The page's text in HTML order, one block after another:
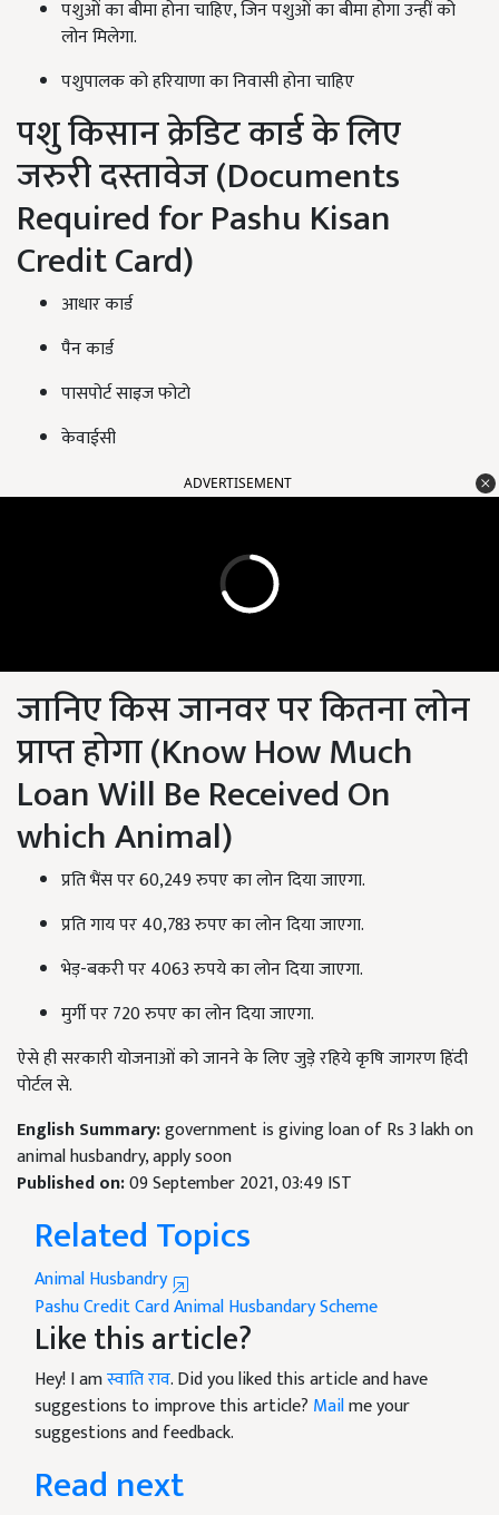
पशुओं का बीमा होना चाहिए, जिन पशुओं का बीमा होगा उन्हीं को
लोन मिलेगा.
पशुपालक को हरियाणा का निवासी होना चाहिए
पशु किसान क्रेडिट कार्ड के लिए
जरुरी दस्तावेज (Documents
Required for Pashu Kisan
Credit Card)
आधार कार्ड
पैन कार्ड
पासपोर्ट साइज फोटो
केवाईसी
ADVERTISEMENT
जानिए किस जानवर पर कितना लोन
प्राप्त होगा (Know How Much
Loan Will Be Received On
which Animal)
प्रति भैंस पर 60,249 रुपए का लोन दिया जाएगा.
प्रति गाय पर 40,783 रुपए का लोन दिया जाएगा.
भेड़-बकरी पर 4063 रुपये का लोन दिया जाएगा.
मुर्गी पर 720 रुपए का लोन दिया जाएगा.
ऐसे ही सरकारी योजनाओं को जानने के लिए जुड़े रहिये कृषि जागरण हिंदी
पोर्टल से.
English Summary:government is giving loan of Rs 3 lakh on
animal husbandry, apply soon
Published on:09 September 2021, 03:49 IST
Related Topics
Animal Husbandry
Pashu Credit CardAnimal Husbandary Scheme
Like this article?
Hey! I amस्वाति राव. Did you liked this article and have
suggestions to improve this article? Mailme your
suggestions and feedback.
Read next